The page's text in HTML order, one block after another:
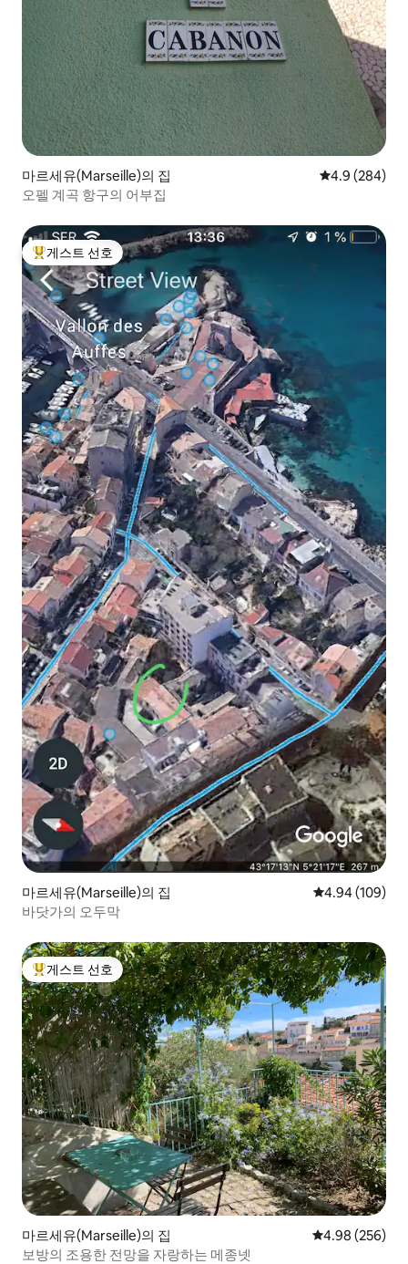
마르세유(Marseille)의 집 평점 4.9점(5
4.9 (284)
오펠 계곡 항구의 어부집
상위 게스트 선호
게스트 선호
마르세유(Marseille)의 집 평점 4.94점(5
4.94 (109)
바닷가의 오두막
상위 게스트 선호
게스트 선호
마르세유(Marseille)의 집 평점 4.98점(5
4.98 (256)
보방의 조용한 전망을 자랑하는 메종넷